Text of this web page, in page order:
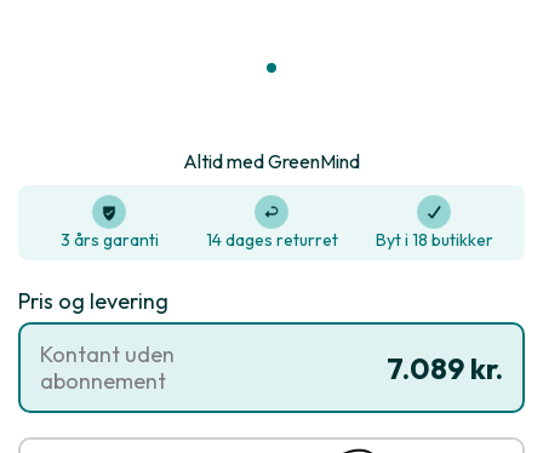
Altid med GreenMind
3 års garanti 14 dages returret Byt i 18 butikker
Pris og levering
7.089 kr.
Kontant uden
abonnement